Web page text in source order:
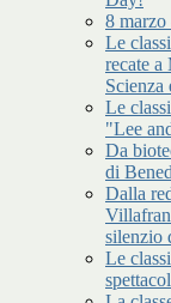
8 marzo
Le
recate
Le
"Lee
Da
di
Dalla
silenzio
Le